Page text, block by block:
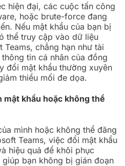
hiện đại, các cuộc tấn công
hoặc brute-force đang
Nếu mật khẩu của bạn bị
thể truy cập vào dữ liệu
chẳng hạn như tài
tin cá nhân của đồng
đổi mật khẩu thường xuyên
thiểu mối đe dọa.
mật khẩu hoặc không thể
mình hoặc không thể đăng
Teams, việc đổi mật khẩu
hiệu quả để khôi phục
bạn không bị gián đoạn